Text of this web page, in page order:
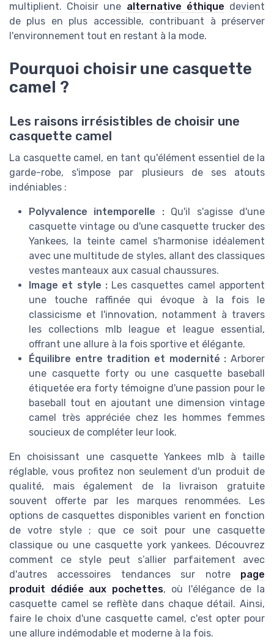
multiplient. Choisir une alternative éthique devient
de plus en plus accessible, contribuant à préserver
l'environnement tout en restant à la mode.
Pourquoi choisir une casquette
camel ?
Les raisons irrésistibles de choisir une
casquette camel
La casquette camel, en tant qu'élément essentiel de la
garde-robe, s'impose par plusieurs de ses atouts
indéniables :
Polyvalence intemporelle :Qu'il s'agisse d'une
casquette vintage ou d'une casquette trucker des
Yankees, la teinte camel s'harmonise idéalement
avec une multitude de styles, allant des classiques
vestes manteaux aux casual chaussures.
Image et style :Les casquettes camel apportent
une touche raffinée qui évoque à la fois le
classicisme et l'innovation, notamment à travers
les collections mlb league et league essential,
offrant une allure à la fois sportive et élégante.
Équilibre entre tradition et modernité : Arborer
une casquette forty ou une casquette baseball
étiquetée era forty témoigne d'une passion pour le
baseball tout en ajoutant une dimension vintage
camel très appréciée chez les hommes femmes
soucieux de compléter leur look.
En choisissant une casquette Yankees mlb à taille
réglable, vous profitez non seulement d'un produit de
qualité, mais également de la livraison gratuite
souvent offerte par les marques renommées. Les
options de casquettes disponibles varient en fonction
de votre style ; que ce soit pour une casquette
classique ou une casquette york yankees. Découvrez
comment ce style peut s’allier parfaitement avec
d'autres accessoires tendances sur notre page
produit dédiée aux pochettes, où l'élégance de la
casquette camel se reflète dans chaque détail. Ainsi,
faire le choix d'une casquette camel, c'est opter pour
une allure indémodable et moderne à la fois.